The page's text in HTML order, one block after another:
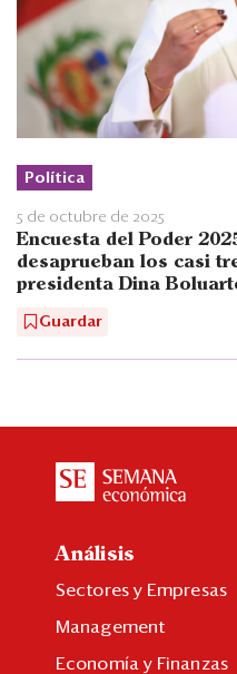
Política
5 de octubre de 2025
Encuesta del Poder
desaprueban los casi
presidenta Dina
Guardar
Análisis
Sectores y Empresas
Management
Economía y Finanzas